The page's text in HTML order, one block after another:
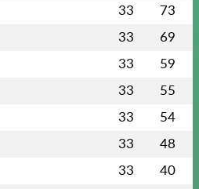
33 73
33 69
33 59
33 55
33 54
33 48
33 40